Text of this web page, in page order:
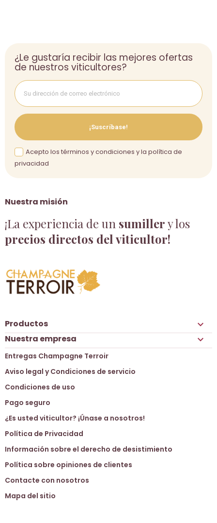
Nuestra misión
¡La experiencia de un sumillery los
precios directos del viticultor!
¿Le gustaría recibir las mejores ofertas
de nuestros viticultores?
¡Suscríbase!
Acepto los términos y condiciones y la política de
privacidad
Productos 
Nuestra empresa 
Entregas Champagne Terroir
Aviso legal y Condiciones de servicio
Condiciones de uso
Pago seguro
¿Es usted viticultor? ¡Únase a nosotros!
Política de Privacidad
Información sobre el derecho de desistimiento
Política sobre opiniones de clientes
Contacte con nosotros
Mapa del sitio